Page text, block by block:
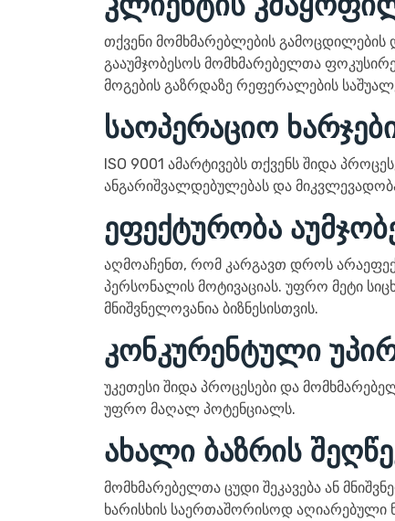
თქვენი მომხმარებლების გამოცდილების
გააუმჯობესოს მომხმარებელთა
მოგების გაზრდაზე რეფერალების
საოპერაციო
ISO 9001 ამარტივებს თქვენს შიდა
ანგარიშვალდებულებას და
ეფექტურობა
აღმოაჩენთ, რომ კარგავთ დროს
პერსონალის მოტივაციას. უფრო მეტი
მნიშვნელოვანია ბიზნესისთვის.
კონკურენტული
უკეთესი შიდა პროცესები და
უფრო მაღალ პოტენციალს.
ახალი ბაზრის
მომხმარებელთა ცუდი შეკავება ან
ხარისხის საერთაშორისოდ აღიარებული